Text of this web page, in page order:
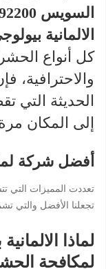
السويس 01007892200 خصم 55%
الالمانية
كل أنواع
والاحترافية،
الحديثة
إلى المكان
أفضل شركة
تعددت المميزات التي
تجعلنا الأفضل والتي
لماذا
لمكافحة